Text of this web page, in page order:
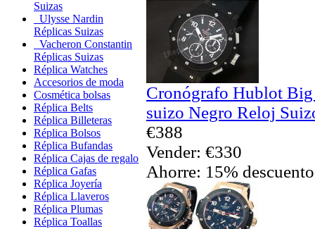
Suizas
Ulysse Nardin
Réplicas Suizas
Vacheron Constantin
Réplicas Suizas
Réplica Watches
Accesorios de moda
Cosmética bolsas
Réplica Belts
Réplica Billeteras
Réplica Bolsos
Réplica Bufandas
Réplica Cajas de regalo
Réplica Gafas
Réplica Joyería
Réplica Llaveros
Réplica Plumas
Réplica Toallas
Cronógrafo Hublot
suizo Negro Reloj
€388
Vender: €330
Ahorre: 15% descuento